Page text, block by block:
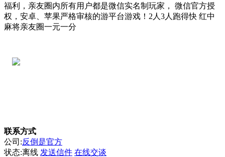
福利，亲友圈内所有用户都是微信实名制玩家， 微信官方授
权，安卓、苹果严格审核的游平台游戏！2人3人跑得快 红中
麻将亲友圈一元一分
联系方式
公司:反倒是官方
状态:离线 发送信件 在线交谈